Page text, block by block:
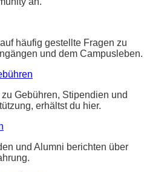
häufig gestellte Fragen zu
und dem Campusleben.
Gebühren, Stipendien und
erhältst du hier.
und Alumni berichten über